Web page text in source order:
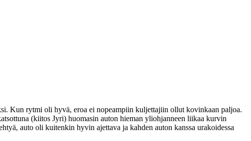
Kun rytmi oli hyvä, eroa ei nopeampiin kuljettajiin ollut kovinkaan paljoa.
(kiitos Jyri) huomasin auton hieman yliohjanneen liikaa kurvin
auto oli kuitenkin hyvin ajettava ja kahden auton kanssa urakoidessa